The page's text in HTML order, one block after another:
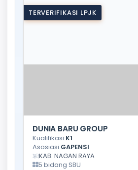
TERVERIFIKASI LPJK
DUNIA BARU GROUP
Kualifikasi:K1
Asosiasi:GAPENSI
KAB. NAGAN RAYA
5 bidang SBU